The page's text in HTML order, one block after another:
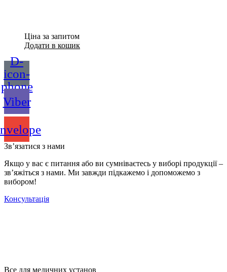
Ціна за запитом
Додати в кошик
D-
icon-
phone
Viber
Зв’язатися з нами
Якщо у вас є питання або ви сумніваєтесь у виборі продукції –
зв’яжіться з нами. Ми завжди підкажемо і допоможемо з
вибором!
Консультація
Все для медичних установ